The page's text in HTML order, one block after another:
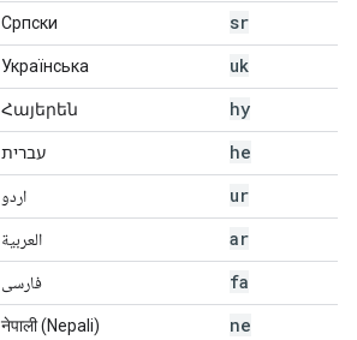
Српски sr
Українська uk
Հայերեն hy
עברית he
اردو ur
العربية ar
فارسی fa
नेपाली (Nepali) ne